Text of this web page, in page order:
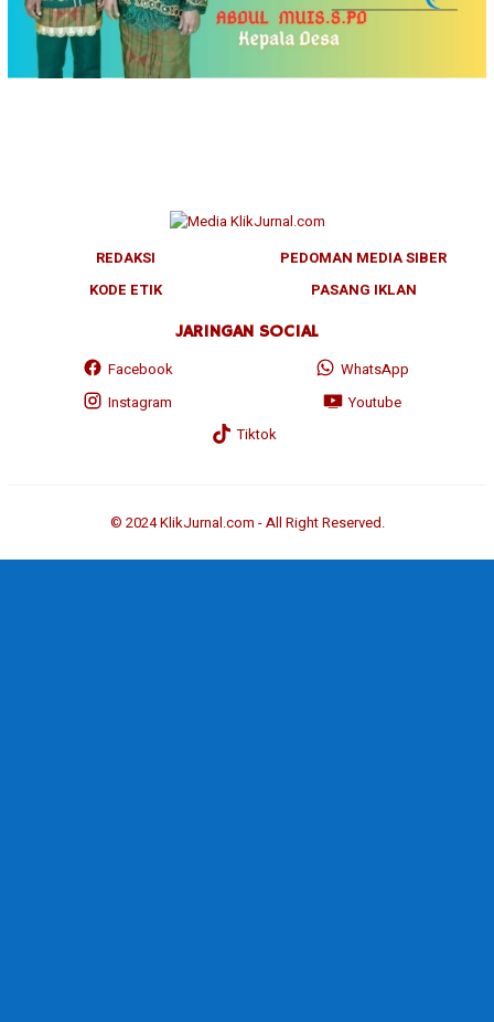
REDAKSI
PEDOMAN MEDIA SIBER
KODE ETIK
PASANG IKLAN
JARINGAN SOCIAL
Facebook
WhatsApp
Instagram
Youtube
Tiktok
© 2024 KlikJurnal.com - All Right Reserved.